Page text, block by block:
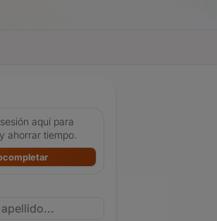
aquí para
ahorrar tiempo.